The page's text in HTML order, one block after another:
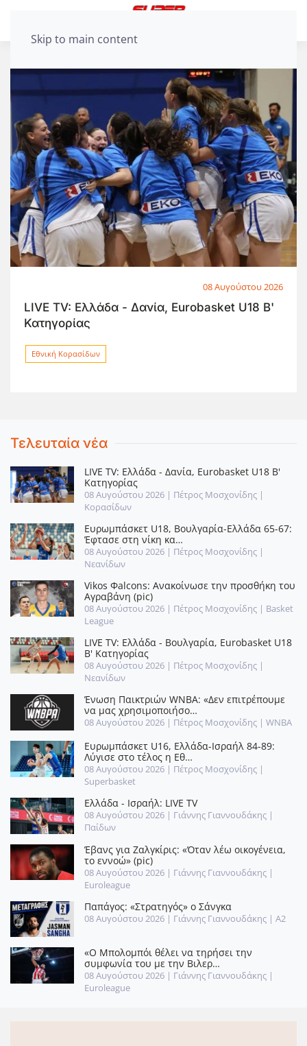
Skip to main content
08 Αυγούστου 2026
Ευρωμπάσκετ U18, Βουλγαρία-Ελλάδα 65-
67: Έφτασε στη νίκη και θα παλέψει για την
Τελευταία νέα
LIVE TV: Ελλάδα - Δανία, Eurobasket U18 Β'
Κατηγορίας
08 Αυγούστου 2026 | Πέτρος Μοσχονίδης |
Κορασίδων
Ευρωμπάσκετ U18, Βουλγαρία-Ελλάδα 65-67:
Έφτασε στη νίκη κα…
08 Αυγούστου 2026 | Πέτρος Μοσχονίδης |
Νεανίδων
Vikos Φalcons: Ανακοίνωσε την προσθήκη του
Αγραβάνη (pic)
08 Αυγούστου 2026 | Πέτρος Μοσχονίδης | Basket
League
LIVE TV: Ελλάδα - Βουλγαρία, Eurobasket U18
Β' Κατηγορίας
08 Αυγούστου 2026 | Πέτρος Μοσχονίδης |
Νεανίδων
Ένωση Παικτριών WNBA: «Δεν επιτρέπουμε
να μας χρησιμοποιήσο…
08 Αυγούστου 2026 | Πέτρος Μοσχονίδης |WNBA
Ευρωμπάσκετ U16, Ελλάδα-Ισραήλ 84-89:
Λύγισε στο τέλος η Εθ…
08 Αυγούστου 2026 | Πέτρος Μοσχονίδης |
Superbasket
Ελλάδα - Ισραήλ: LIVE TV
08 Αυγούστου 2026 | Γιάννης Γιαννουδάκης |
Παίδων
Έβανς για Ζαλγκίρις: «Όταν λέω οικογένεια,
το εννοώ» (pic)
08 Αυγούστου 2026 | Γιάννης Γιαννουδάκης |
Euroleague
Παπάγος: «Στρατηγός» ο Σάνγκα
08 Αυγούστου 2026 | Γιάννης Γιαννουδάκης |A2
«Ο Μπολομπόι θέλει να τηρήσει την
συμφωνία του με την Βιλερ…
08 Αυγούστου 2026 | Γιάννης Γιαννουδάκης |
Euroleague